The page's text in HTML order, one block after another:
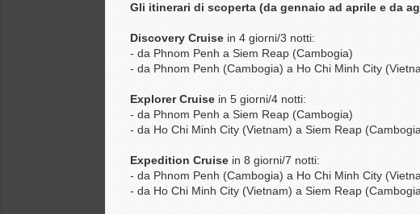
Gli itinerari di scoperta (da gennaio ad aprile e da
Discovery Cruise in 4 giorni/3 notti:
- da Phnom Penh a Siem Reap (Cambogia)
- da Phnom Penh (Cambogia) a Ho Chi Minh City
Explorer Cruise in 5 giorni/4 notti:
- da Phnom Penh a Siem Reap (Cambogia)
- da Ho Chi Minh City (Vietnam) a Siem Reap
Expedition Cruise in 8 giorni/7 notti:
- da Phnom Penh (Cambogia) a Ho Chi Minh City
- da Ho Chi Minh City (Vietnam) a Siem Reap